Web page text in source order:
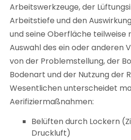
Arbeitswerkzeuge, der
Arbeitstiefe und den
und seine Oberfläche teilweise
Auswahl des ein oder anderen
von der Problemstellung, der
Bodenart und der Nutzung der
Wesentlichen unterscheidet
Aerifiziermaßnahmen:
Belüften durch Lockern
Druckluft)